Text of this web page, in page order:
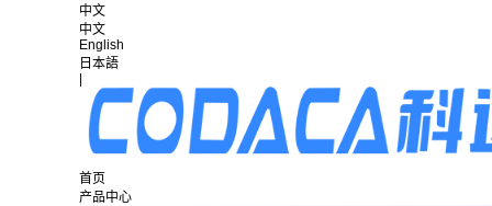
中文
中文
English
日本語
首页
产品中心